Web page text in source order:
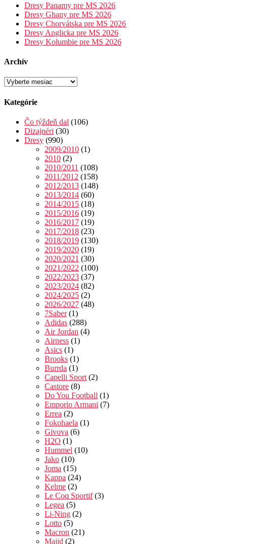
Dresy Panamy pre MS 2026
Dresy Ghany pre MS 2026
Dresy Chorvátska pre MS 2026
Dresy Anglicka pre MS 2026
Dresy Kolumbie pre MS 2026
Archív
Archív
Kategórie
Čo týždeň dal (106)
Dizajnéri (30)
Dresy (990)
2009/2010 (1)
2010 (2)
2010/2011 (108)
2011/2012 (158)
2012/2013 (148)
2013/2014 (60)
2014/2015 (18)
2015/2016 (19)
2016/2017 (19)
2017/2018 (23)
2018/2019 (130)
2019/2020 (19)
2020/2021 (30)
2021/2022 (100)
2022/2023 (37)
2023/2024 (82)
2024/2025 (2)
2026/2027 (48)
7Saber(1)
Adidas (288)
Air Jordan (4)
Airness (1)
Asics (1)
Brooks (1)
Burrda (1)
Capelli Sport (2)
Castore (8)
Do You Football (1)
Emporio Armani (7)
Errea (2)
Fokohaela (1)
Givova (6)
H2O (1)
Hummel (10)
Jako (10)
Joma (15)
Kappa (24)
Kelme (2)
Le Coq Sportif(3)
Legea (5)
Li-Ning (2)
Lotto (5)
Macron (21)
Majid (2)